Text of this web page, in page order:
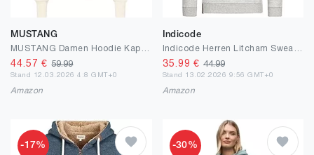
MUSTANG
44.57 €59.99
Stand 12.03.2026 4:8 GMT+0
Amazon
Indicode
35.99 € 44.99
Stand 13.02.2026 9:56 GMT+0
Amazon
-17% -30%